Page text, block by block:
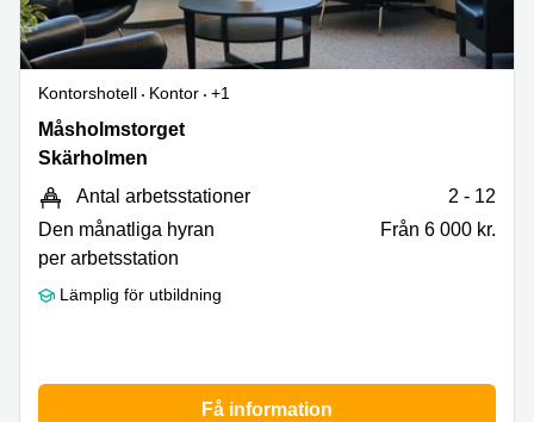
Kontorshotell Kontor
+1
Måsholmstorget
26,
Måsholmstorget
Skärholmen
Antal arbetsstationer
2 - 12
Den månatliga hyran
per arbetsstation
Från 6 000 kr.
Lämplig för utbildning
Få information